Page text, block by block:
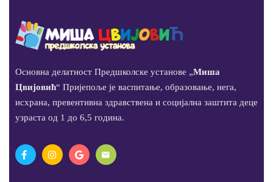
Основна делатност Предшколске установе „Миша
Цвијовић“ Пријепоље је васпитање, образовање, нега,
исхрана, превентивна здравствена и социјална заштита деце
узраста од 1 до 6,5 година.